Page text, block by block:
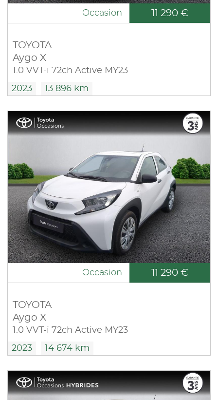
Occasion 11 290 €
TOYOTA
Aygo X
1.0 VVT-i 72ch Active MY23
2023 13 896 km
Occasion 11 290 €
TOYOTA
Aygo X
1.0 VVT-i 72ch Active MY23
2023 14 674 km